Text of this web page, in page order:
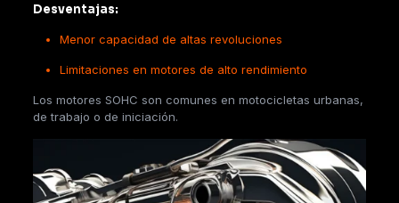
Desventajas:
Menor capacidad de altas revoluciones
Limitaciones en motores de alto rendimiento
Los motores SOHC son comunes en motocicletas urbanas,
de trabajo o de iniciación.